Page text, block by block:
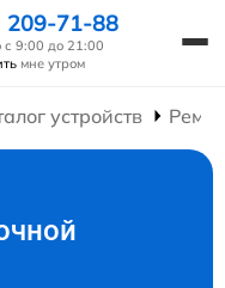
209-71-88
с 9:00 до 21:00
мне утром
устройств